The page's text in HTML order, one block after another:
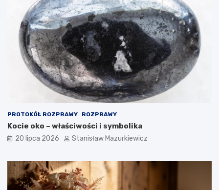
PROTOKÓŁ ROZPRAWY ROZPRAWY
Kocie oko – właściwości i symbolika
20 lipca 2026 Stanisław Mazurkiewicz